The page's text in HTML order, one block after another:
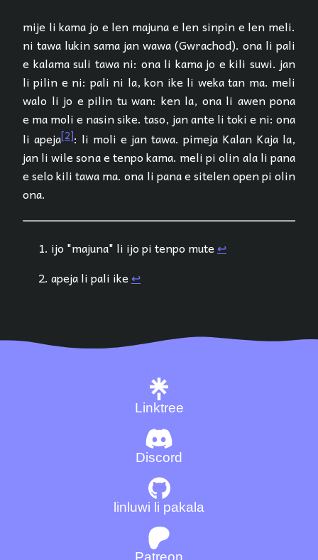
mije li kama jo e len majuna e len sinpin e len meli.
ni tawa lukin sama jan wawa (Gwrachod). ona li pali
e kalama suli tawa ni: ona li kama jo e kili suwi. jan
li pilin e ni: pali ni la, kon ike li weka tan ma. meli
walo li jo e pilin tu wan: ken la, ona li awen pona
e ma moli e nasin sike. taso, jan ante li toki e ni: ona
li apeja[2]: li moli e jan tawa. pimeja Kalan Kaja la,
jan li wile sona e tenpo kama. meli pi olin ala li pana
e selo kili tawa ma. ona li pana e sitelen open pi olin
ona.
ijo "majuna" li ijo pi tenpo mute ↩︎
apeja li pali ike ↩︎
Discord
Linktree
Patreon
linluwi li pakala